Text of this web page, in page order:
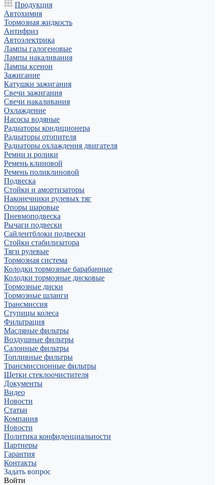
Продукция
Автохимия
Тормозная жидкость
Антифриз
Автоэлектрика
Лампы галогеновые
Лампы накаливания
Лампы ксенон
Зажигание
Катушки зажигания
Свечи зажигания
Свечи накаливания
Охлаждение
Насосы водяные
Радиаторы кондиционера
Радиаторы отопителя
Радиаторы охлаждения двигателя
Ремни и ролики
Ремень клиновой
Ремень поликлиновой
Подвеска
Стойки и амортизаторы
Наконечники рулевых тяг
Опоры шаровые
Пневмоподвеска
Рычаги подвески
Сайлентблоки подвески
Стойки стабилизатора
Тяги рулевые
Тормозная система
Колодки тормозные барабанные
Колодки тормозные дисковые
Тормозные диски
Тормозные шланги
Трансмиссия
Ступицы колеса
Фильтрация
Масляные фильтры
Воздушные фильтры
Салонные фильтры
Топливные фильтры
Трансмиссионные фильтры
Щетки стеклоочистителя
Документы
Видео
Новости
Статьи
Компания
Новости
Политика конфиденциальности
Партнеры
Гарантия
Контакты
Задать вопрос
Войти